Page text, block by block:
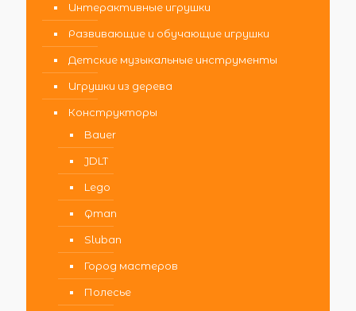
Интерактивные игрушки
Развивающие и обучающие игрушки
Детские музыкальные инструменты
Игрушки из дерева
Конструкторы
Bauer
JDLT
Lego
Qman
Sluban
Город мастеров
Полесье